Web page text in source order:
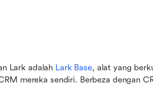
Lark adalah Lark Base, alat yang
mereka sendiri. Berbeza dengan